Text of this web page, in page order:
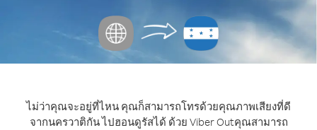
ไม่ว่าคุณจะอยู่ที่ไหน คุณก็สามารถโทรด้วยคุณภาพเสียงที่ดี
จากนครวาติกัน ไปฮอนดูรัสได้ ด้วย Viber Outคุณสามารถ